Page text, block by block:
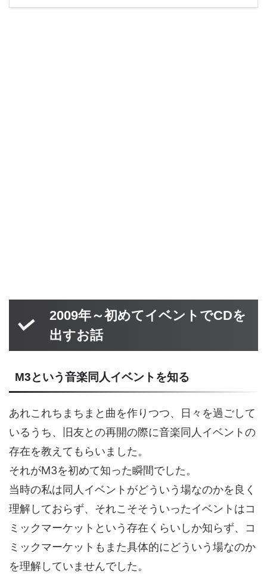
2009年～初めてイベントでCDを
出すお話
M3という音楽同人イベントを知る
あれこれちまちまと曲を作りつつ、日々を過ごして
いるうち、旧友との再開の際に音楽同人イベントの
存在を教えてもらいました。
それがM3を初めて知った瞬間でした。
当時の私は同人イベントがどういう場なのかを良く
理解しておらず、それこそそういったイベントはコ
ミックマーケットという存在くらいしか知らず、コ
ミックマーケットもまた具体的にどういう場なのか
を理解していませんでした。